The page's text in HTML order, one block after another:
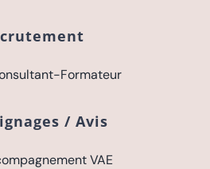
Formateur
/ Avis
VAE